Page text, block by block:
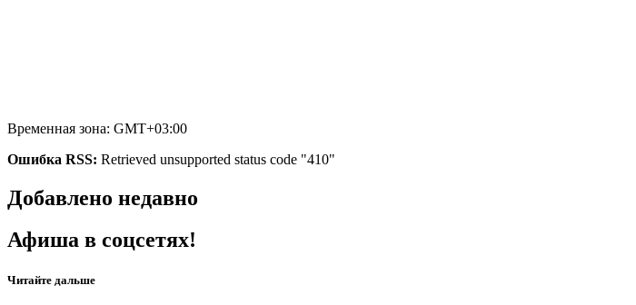
Временная зона: GMT+03:00
Ошибка RSS: Retrieved unsupported status code "410"
Добавлено недавно
Афиша в соцсетях!
Читайте дальше